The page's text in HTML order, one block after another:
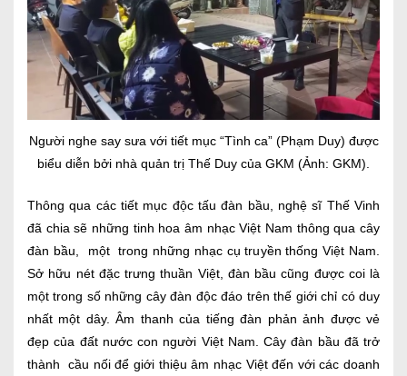
Người nghe say sưa với tiết mục “Tình ca” (Phạm Duy) được
biểu diễn bởi nhà quản trị Thế Duy của GKM (Ảnh: GKM).
Thông qua các tiết mục độc tấu đàn bầu, nghệ sĩ Thế Vinh
đã chia sẽ những tinh hoa âm nhạc Việt Nam thông qua cây
đàn bầu, một trong những nhạc cụ truyền thống Việt Nam.
Sở hữu nét đặc trưng thuần Việt, đàn bầu cũng được coi là
một trong số những cây đàn độc đáo trên thế giới chỉ có duy
nhất một dây. Âm thanh của tiếng đàn phản ảnh được vẻ
đẹp của đất nước con người Việt Nam. Cây đàn bầu đã trở
thành cầu nối để giới thiệu âm nhạc Việt đến với các doanh